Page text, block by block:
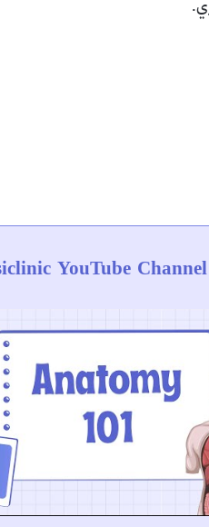
YouTube Channel